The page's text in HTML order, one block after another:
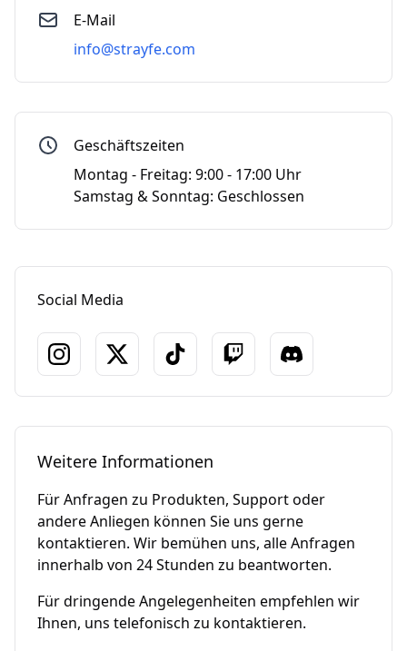
E-Mail
info@strayfe.com
Geschäftszeiten
Montag - Freitag: 9:00 - 17:00 Uhr
Samstag & Sonntag: Geschlossen
Social Media
Weitere Informationen
Für Anfragen zu Produkten, Support oder
andere Anliegen können Sie uns gerne
kontaktieren. Wir bemühen uns, alle Anfragen
innerhalb von 24 Stunden zu beantworten.
Für dringende Angelegenheiten empfehlen wir
Ihnen, uns telefonisch zu kontaktieren.